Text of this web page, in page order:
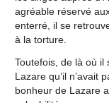
agréable réservé
enterré, il se
à la torture.
Toutefois, de là où il
Lazare qu’il n’avait
bonheur de Lazare